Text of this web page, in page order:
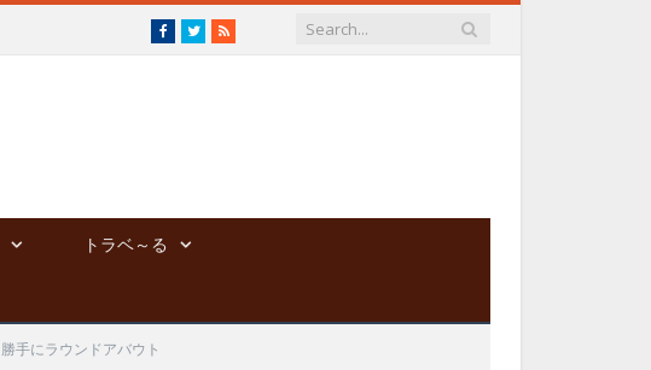
Facebook
TwitterRSS
トラベ～る
勝手にラウンドアバウト